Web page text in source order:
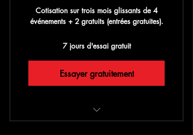
Cotisation sur trois mois glissants de 4
événements + 2 gratuits (entrées gratuites).
7 jours d'essai gratuit
Essayer gratuitement